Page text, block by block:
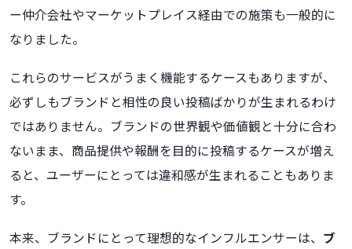
ー仲介会社やマーケットプレイス経由での施策も一般的に
なりました。
これらのサービスがうまく機能するケースもありますが、
必ずしもブランドと相性の良い投稿ばかりが生まれるわけ
ではありません。ブランドの世界観や価値観と十分に合わ
ないまま、商品提供や報酬を目的に投稿するケースが増え
ると、ユーザーにとっては違和感が生まれることもありま
す。
本来、ブランドにとって理想的なインフルエンサーは、 ブ